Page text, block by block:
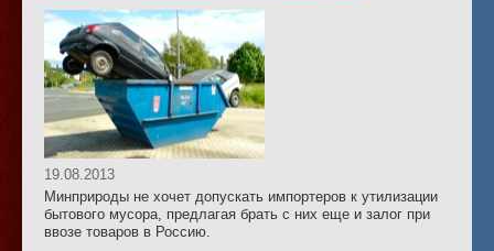
19.08.2013
Минприроды не хочет допускать импортеров к утилизации
бытового мусора, предлагая брать с них еще и залог при
ввозе товаров в Россию.